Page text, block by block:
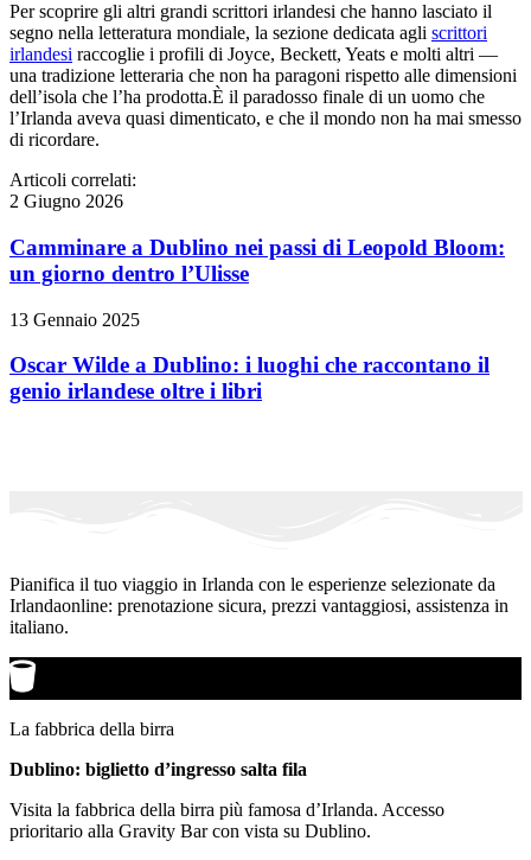
Per scoprire gli altri grandi scrittori irlandesi che hanno lasciato il
segno nella letteratura mondiale, la sezione dedicata agli scrittori
irlandesi raccoglie i profili di Joyce, Beckett, Yeats e molti altri —
una tradizione letteraria che non ha paragoni rispetto alle dimensioni
dell’isola che l’ha prodotta.È il paradosso finale di un uomo che
l’Irlanda aveva quasi dimenticato, e che il mondo non ha mai smesso
di ricordare.
Articoli correlati:
2 Giugno 2026
Camminare a Dublino nei passi di Leopold Bloom:
un giorno dentro l’Ulisse
13 Gennaio 2025
Oscar Wilde a Dublino: i luoghi che raccontano il
genio irlandese oltre i libri
Pianifica il tuo viaggio in Irlanda con le esperienze selezionate da
Irlandaonline: prenotazione sicura, prezzi vantaggiosi, assistenza in
italiano.
La fabbrica della birra
Dublino: biglietto d’ingresso salta fila
Visita la fabbrica della birra più famosa d’Irlanda. Accesso
prioritario alla Gravity Bar con vista su Dublino.